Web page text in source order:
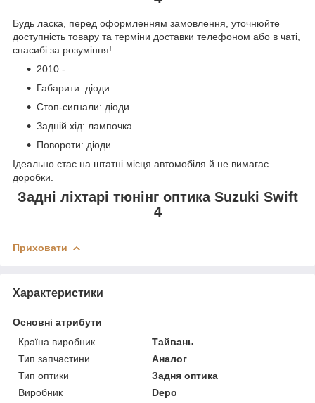
Будь ласка, перед оформленням замовлення, уточнюйте
доступність товару та терміни доставки телефоном або в чаті,
спасибі за розуміння!
2010 - ...
Габарити: діоди
Стоп-сигнали: діоди
Задній хід: лампочка
Повороти: діоди
Ідеально стає на штатні місця автомобіля й не вимагає
доробки.
Задні ліхтарі тюнінг оптика Suzuki Swift
4
Приховати
Характеристики
Основні атрибути
Країна виробник
Тайвань
Тип запчастини
Аналог
Тип оптики
Задня оптика
Виробник
Depo